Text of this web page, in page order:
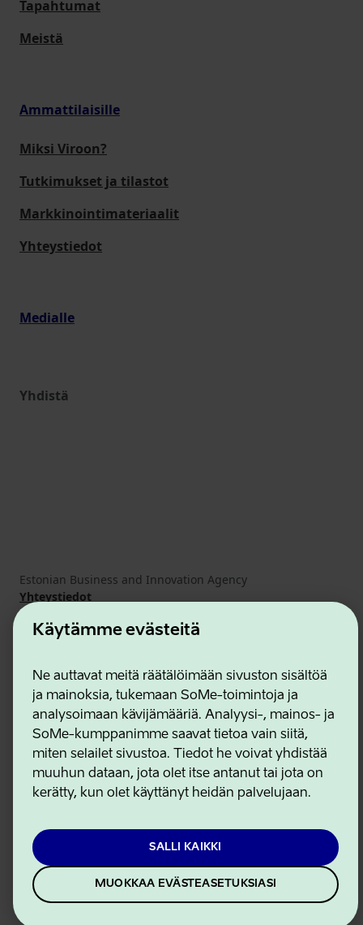
Käytämme evästeitä
Ne auttavat meitä räätälöimään sivuston sisältöä
ja mainoksia, tukemaan SoMe-toimintoja ja
analysoimaan kävijämääriä. Analyysi-, mainos- ja
SoMe-kumppanimme saavat tietoa vain siitä,
miten selailet sivustoa. Tiedot he voivat yhdistää
muuhun dataan, jota olet itse antanut tai jota on
kerätty, kun olet käyttänyt heidän palvelujaan.
SALLI KAIKKI
MUOKKAA EVÄSTEASETUKSIASI
Tapahtumat
Meistä
Ammattilaisille
Miksi Viroon?
Tutkimukset ja tilastot
Markkinointimateriaalit
Yhteystiedot
Medialle
Yhdistä
Estonian Business and Innovation Agency
Yhteystiedot
Yhteistyökumppanit
Käyttöehdot